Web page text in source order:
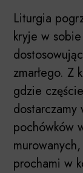
Liturgia
kryje w
zmarłego. Z
gdzie
dostarczamy
pochówków
prochami w